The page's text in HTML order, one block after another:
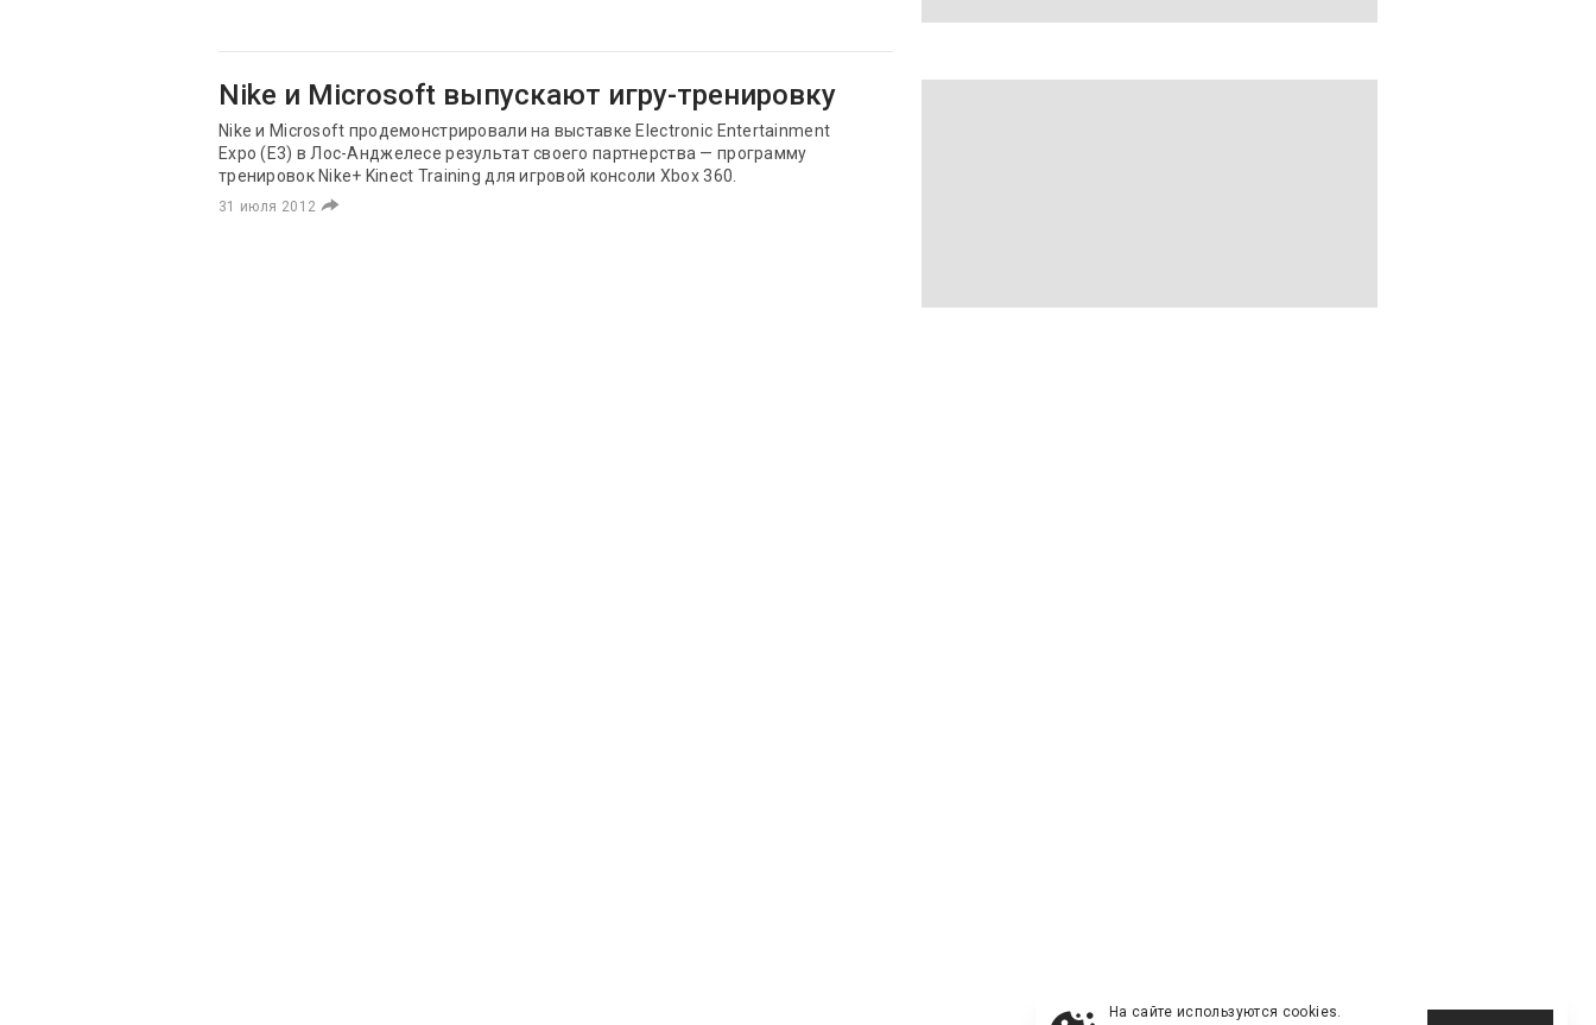
Nike и Microsoft выпускают игру-тренировку
Nike и Microsoft продемонстрировали на выставке Electronic Entertainment
Expo (E3) в Лос-Анджелесе результат своего партнерства — программу
тренировок Nike+ Kinect Training для игровой консоли Xbox 360.
31 июля 2012
На сайте используются cookies.